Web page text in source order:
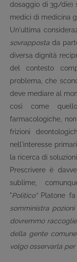
dosaggio di 3g/die)
medici di medicina
Un'ultima
sovrapposta da
diversa dignità
del contesto
problema, che
deve mediare al
così come
farmacologiche,
frizioni
nell'interesse
la ricerca di
Prescrivere è
sublime,
"Politico" Platone
somministra
dovremmo
della gente
volgo osservarla